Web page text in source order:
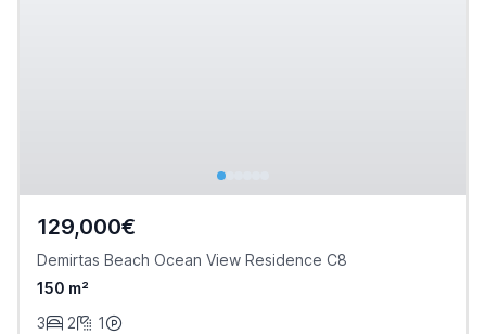
129,000€
Demirtas Beach Ocean View Residence C8
150 m²
3
2 1